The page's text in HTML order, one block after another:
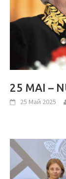
25 MAI –
25 Май 2025